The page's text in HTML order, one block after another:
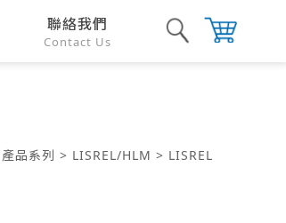
聯絡我們
Contact Us
產品系列 > LISREL/HLM > LISREL